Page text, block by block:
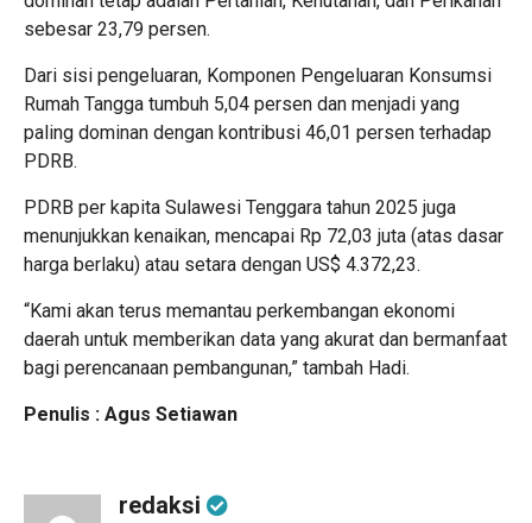
sebesar 23,79 persen.
Dari sisi pengeluaran, Komponen Pengeluaran Konsumsi
Rumah Tangga tumbuh 5,04 persen dan menjadi yang
paling dominan dengan kontribusi 46,01 persen terhadap
PDRB.
PDRB per kapita Sulawesi Tenggara tahun 2025 juga
menunjukkan kenaikan, mencapai Rp 72,03 juta (atas dasar
harga berlaku) atau setara dengan US$ 4.372,23.
“Kami akan terus memantau perkembangan ekonomi
daerah untuk memberikan data yang akurat dan bermanfaat
bagi perencanaan pembangunan,” tambah Hadi.
Penulis : Agus Setiawan
redaksi